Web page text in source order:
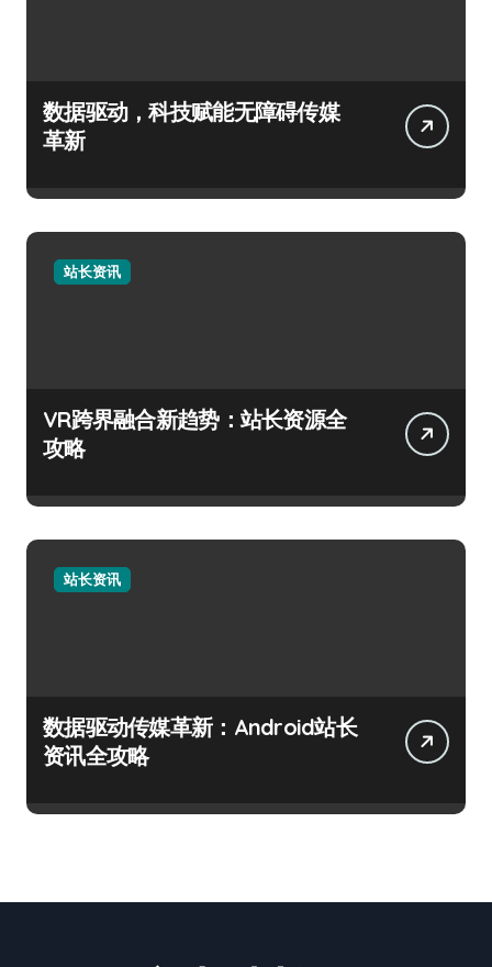
数据驱动，科技赋能无障碍传媒
革新
站长资讯
VR跨界融合新趋势：站长资源全
攻略
站长资讯
数据驱动传媒革新：Android站长
资讯全攻略